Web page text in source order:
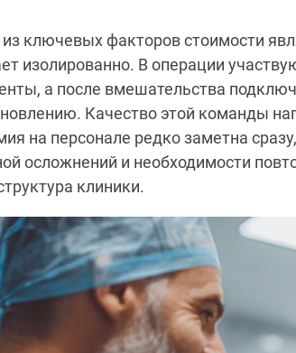
ключевых факторов стоимости
изолированно. В операции
а после вмешательства
Качество этой команды
на персонале редко заметна
осложнений и необходимости
клиники.